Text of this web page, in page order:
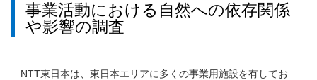
事業活動における自然への依存関係
や影響の調査
NTT東日本は、東日本エリアに多くの事業用施設を有してお